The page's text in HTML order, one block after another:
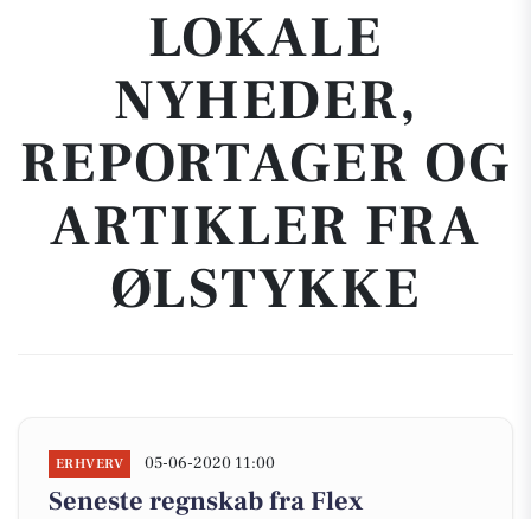
LOKALE
NYHEDER,
REPORTAGER OG
ARTIKLER FRA
ØLSTYKKE
ERHVERV 05-06-2020 11:00
Seneste regnskab fra Flex